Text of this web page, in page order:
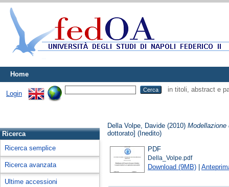
Home
Login
in titoli, abstract e
Ricerca
Ricerca semplice
Ricerca avanzata
Ultime accessioni
Della Volpe, Davide (2010)Modellazione
dottorato] (Inedito)
PDF
Della_Volpe.pdf
Download (9MB) |